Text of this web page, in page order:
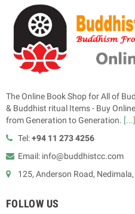
The Online Book Shop for All of
& Buddhist ritual Items - Buy
from Generation to Generation. [...]
Tel:+94 11 273 4256
Email: info@buddhistcc.com
125, Anderson Road,
FOLLOW US